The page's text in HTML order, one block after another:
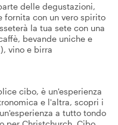
delle degustazioni,
fornita con un vero spirito
la tua sete con una
bevande uniche e
vino e birra
cibo, è un'esperienza
e l'altra, scopri i
a tutto tondo